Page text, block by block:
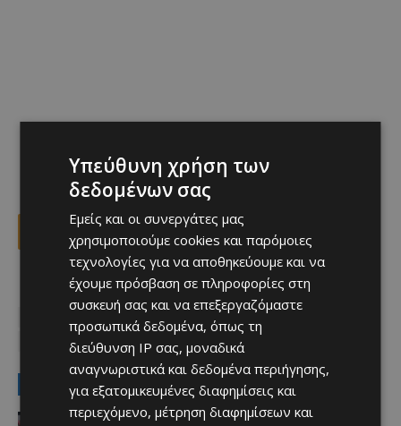
Facebook
MustRead Top ΑΓΑΠΙΟΣ ΒΡΙΚΚΗΣ
ΜΕΤΑΓΡΑΦΕΣ ΟΛΥΜΠΙΑΚΟΥ ΟΛΥΜΠΙΑΚΟΣ
ΟΛΥΜΠΙΑΚΟΣ ΛΕΥΚΩΣΙΑΣ
LATEST NEWS
Αθλητικά
Υπεύθυνη χρήση των
δεδομένων σας
Εμείς και οι συνεργάτες μας
χρησιμοποιούμε cookies και παρόμοιες
τεχνολογίες για να αποθηκεύουμε και να
έχουμε πρόσβαση σε πληροφορίες στη
συσκευή σας και να επεξεργαζόμαστε
προσωπικά δεδομένα, όπως τη
διεύθυνση IP σας, μοναδικά
αναγνωριστικά και δεδομένα περιήγησης,
για εξατομικευμένες διαφημίσεις και
περιεχόμενο, μέτρηση διαφημίσεων και